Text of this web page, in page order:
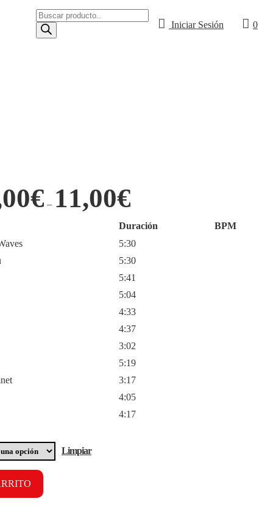
Búsqueda
de
productos
Iniciar Sesión 0
€ – 11,00€
Duración
BPM
5:30
5:30
5:41
5:04
4:33
4:37
3:02
5:19
3:17
4:05
4:17
Limpiar